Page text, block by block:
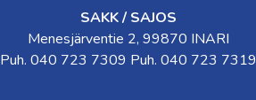
SAKK / SAJOS
Menesjärventie 2, 99870 INARI
Puh. 040 723 7309 Puh. 040 723 7319